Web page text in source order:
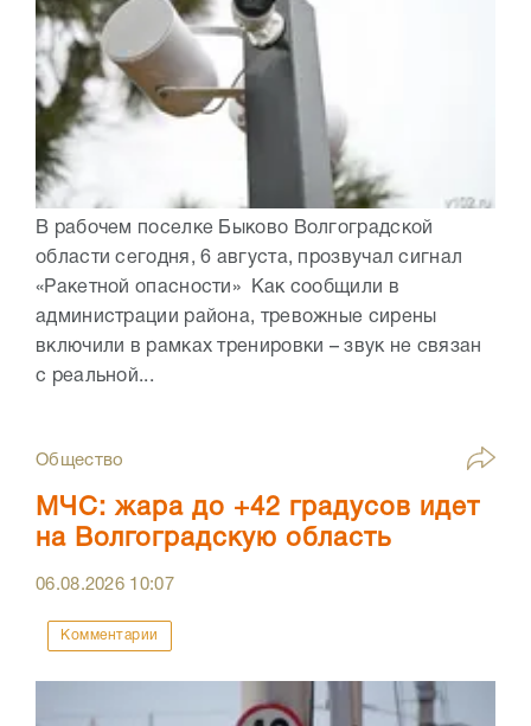
В рабочем поселке Быково Волгоградской
области сегодня, 6 августа, прозвучал сигнал
«Ракетной опасности» Как сообщили в
администрации района, тревожные сирены
включили в рамках тренировки – звук не связан
с реальной...
Общество
МЧС: жара до +42 градусов идет
на Волгоградскую область
06.08.2026 10:07
Комментарии